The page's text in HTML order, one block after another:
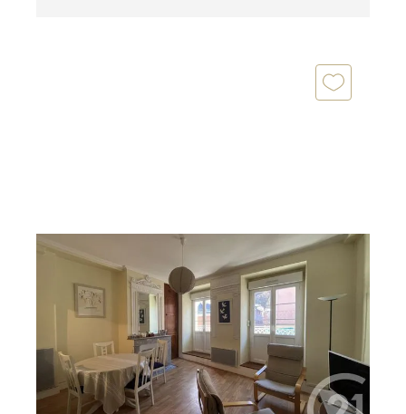
CAUTERETS 65
, 3 pièces
Ref : 4262
Appartement à vendre
201 400 €
Venez découvrir cet appartement traversant